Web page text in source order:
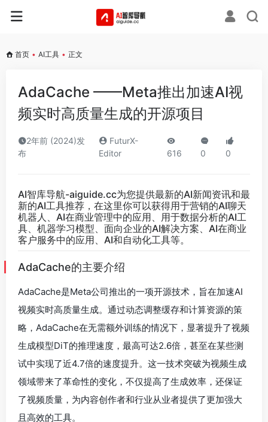
首页 • AI工具 • 正文
AdaCache ——Meta推出加速AI视
频实时高质量生成的开源项目
2年前 (2024)发
布
FuturX-
Editor
616 0 0
AI智库导航-aiguide.cc为您提供最新的AI新闻资讯和最
新的AI工具推荐，在这里你可以获得用于营销的AI聊天
机器人、AI在商业管理中的应用、用于数据分析的AI工
具、机器学习模型、面向企业的AI解决方案、AI在商业
客户服务中的应用、AI和自动化工具等。
AdaCache的主要介绍
AdaCache是Meta公司推出的一项开源技术，旨在加速AI
视频实时高质量生成。通过动态调整缓存和计算资源的策
略，AdaCache在无需额外训练的情况下，显著提升了视频
生成模型DiT的推理速度，最高可达2.6倍，甚至在某些测
试中实现了近4.7倍的速度提升。这一技术突破为视频生成
领域带来了革命性的变化，不仅提高了生成效率，还保证
了视频质量，为内容创作者和行业从业者提供了更加强大
且高效的工具。